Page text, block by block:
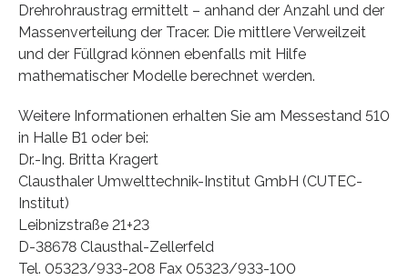
Drehrohraustrag ermittelt – anhand der Anzahl und der
Massenverteilung der Tracer. Die mittlere Verweilzeit
und der Füllgrad können ebenfalls mit Hilfe
mathematischer Modelle berechnet werden.
Weitere Informationen erhalten Sie am Messestand 510
in Halle B1 oder bei:
Dr.-Ing. Britta Kragert
Clausthaler Umwelttechnik-Institut GmbH (CUTEC-
Institut)
Leibnizstraße 21+23
D-38678 Clausthal-Zellerfeld
Tel. 05323/933-208 Fax 05323/933-100